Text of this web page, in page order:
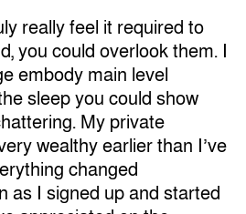
really feel it required to
you could overlook them. I
embody main level
sleep you could show
My private
wealthy earlier than I’ve
changed
as I signed up and started